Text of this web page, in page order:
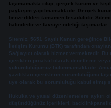
taşımamakta olup, gerçek kurum ve
paylaşım yapılmamaktadır. Gerçek
benzerlikleri tamamen tesadüfidir.
halindedir ve tavsiye niteliği taşımazlar.
Sitemiz, 5651 Sayılı Kanun gereğince
İletişim Kurumu (BTK) tarafından
Sağlayıcı olarak hizmet vermektedir.
içerikleri proaktif olarak denetleme veya
yükümlülüğümüz bulunmamaktadır.
yazdıkları içeriklerin sorumluluğunu
üye olarak bu sorumluluğu kabul etmiş
Hukuka ve yasal düzenlemelere aykırı
düşündüğünüz içerikleri,